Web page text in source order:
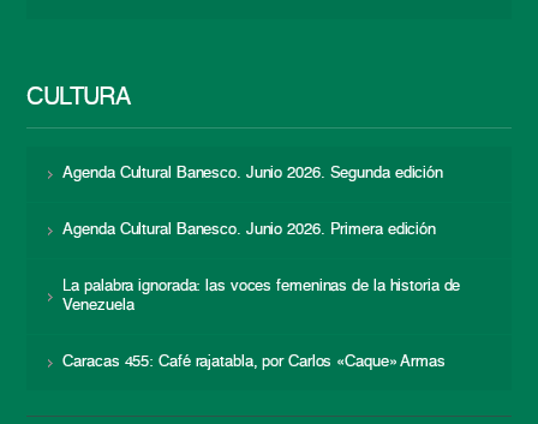
CULTURA
Agenda Cultural Banesco. Junio 2026. Segunda edición
Agenda Cultural Banesco. Junio 2026. Primera edición
La palabra ignorada: las voces femeninas de la historia de
Venezuela
Caracas 455: Café rajatabla, por Carlos «Caque» Armas